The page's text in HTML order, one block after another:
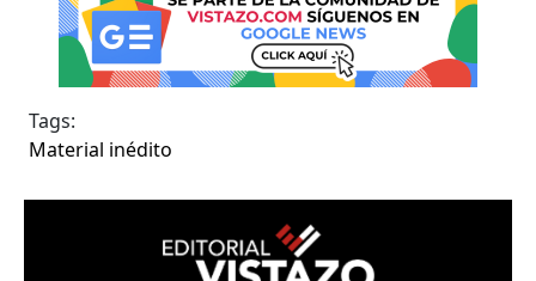
Tags:
Material inédito